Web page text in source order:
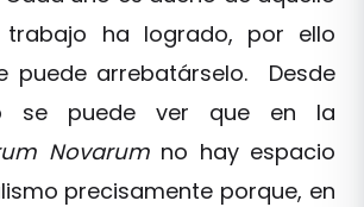
ha logrado, por ello
puede arrebatárselo. Desde
se puede ver que en la
Novarumno hay espacio
precisamente porque, en